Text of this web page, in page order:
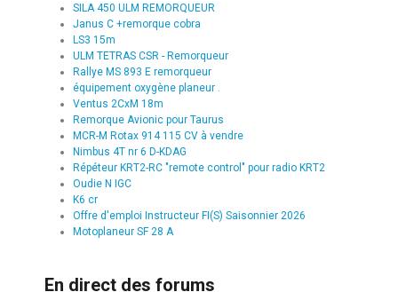
SILA 450 ULM REMORQUEUR
Janus C +remorque cobra
LS3 15m
ULM TETRAS CSR - Remorqueur
Rallye MS 893 E remorqueur
équipement oxygène planeur .
Ventus 2CxM 18m
Remorque Avionic pour Taurus
MCR-M Rotax 914 115 CV à vendre
Nimbus 4T nr 6 D-KDAG
Répéteur KRT2-RC "remote control" pour radio KRT2
Oudie N IGC
K6 cr
Offre d'emploi Instructeur FI(S) Saisonnier 2026
Motoplaneur SF 28 A
En direct des forums